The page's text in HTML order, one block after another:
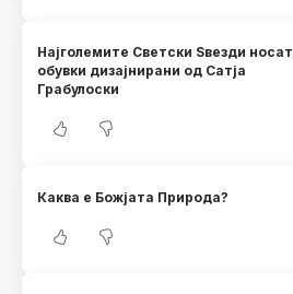
Најголемите Светски Ѕвезди носат
обувки дизајнирани од Сатја
Грабулоски
Каква е Божјата Природа?